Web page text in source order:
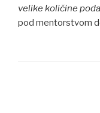
velike količine
pod mentorstvom